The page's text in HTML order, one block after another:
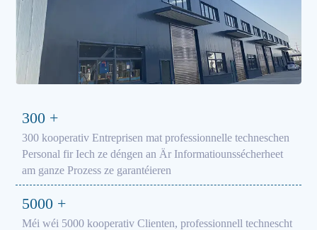
300 +
300 kooperativ Entreprisen mat professionnelle techneschen
Personal fir Iech ze déngen an Är Informatiounssécherheet
am ganze Prozess ze garantéieren
5000 +
Méi wéi 5000 kooperativ Clienten, professionnell technescht